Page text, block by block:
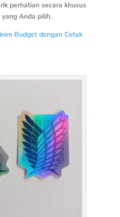
perhatian secara khusus
Anda pilih.
Budget dengan Cetak